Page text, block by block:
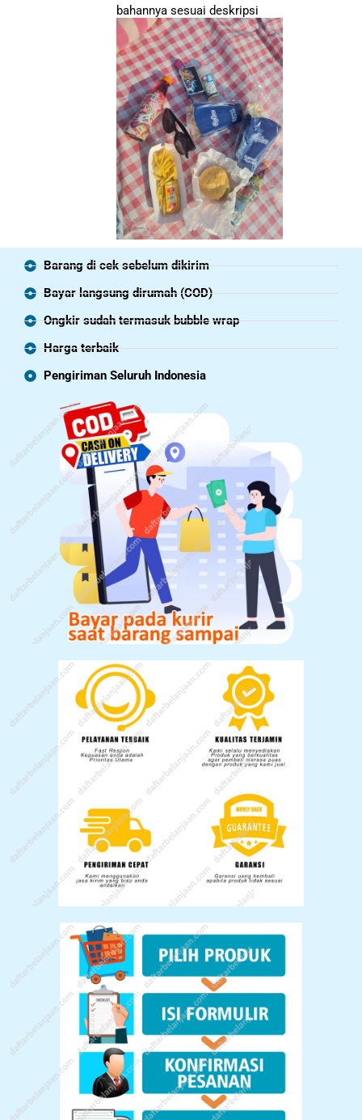
bahannya sesuai deskripsi
Barang di cek sebelum dikirim
Bayar langsung dirumah (COD)
Ongkir sudah termasuk bubble wrap
Harga terbaik
Pengiriman Seluruh Indonesia